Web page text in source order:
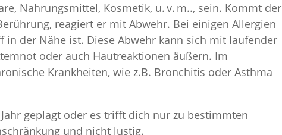
Nahrungsmittel, Kosmetik, u. v. m.., sein. Kommt der
reagiert er mit Abwehr. Bei einigen Allergien
in der Nähe ist. Diese Abwehr kann sich mit laufender
oder auch Hautreaktionen äußern. Im
Krankheiten, wie z.B. Bronchitis oder Asthma
geplagt oder es trifft dich nur zu bestimmten
und nicht lustig.